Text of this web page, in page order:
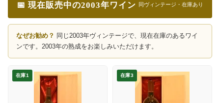
📅 現在販売中の2003年ワイン 同ヴィンテージ・在庫あり
なぜお勧め？ 同じ2003年ヴィンテージで、現在在庫のあるワイ
ンです。2003年の熟成をお楽しみいただけます。
在庫1 在庫3